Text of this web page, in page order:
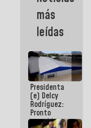
Aeropuerto
Internacional
de
más
leídas
Presidenta
(e) Delcy
Rodríguez:
Pronto
restableceremos